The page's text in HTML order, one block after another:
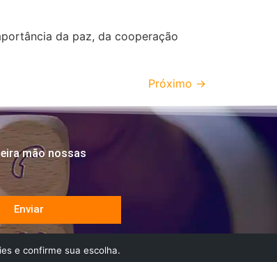
da paz, da cooperação
Próximo →
mão nossas
Enviar
as tendências e novidades
e confirme sua escolha.